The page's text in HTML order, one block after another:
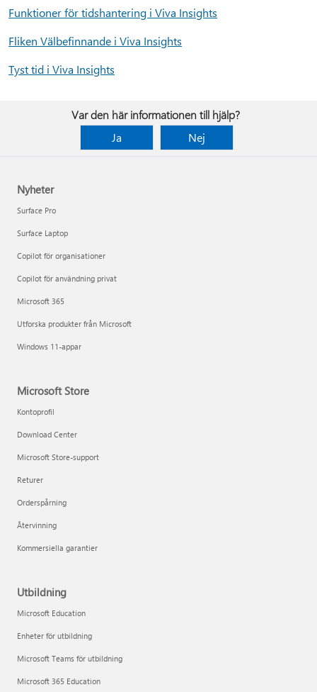
Funktioner för tidshantering i Viva Insights
Fliken Välbefinnande i Viva Insights
Tyst tid i Viva Insights
Var den här informationen till hjälp?
Ja
Nej
Nyheter
Surface Pro
Surface Laptop
Copilot för organisationer
Copilot för användning privat
Microsoft 365
Utforska produkter från Microsoft
Windows 11-appar
Microsoft Store
Kontoprofil
Download Center
Microsoft Store-support
Returer
Orderspårning
Återvinning
Kommersiella garantier
Utbildning
Microsoft Education
Enheter för utbildning
Microsoft Teams för utbildning
Microsoft 365 Education